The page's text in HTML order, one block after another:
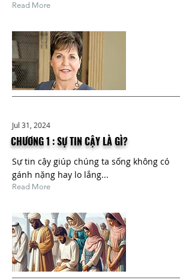
Read More
Jul 31, 2024
CHƯƠNG 1 : SỰ TIN CẬY LÀ GÌ?
Sự tin cậy giúp chúng ta sống không có
gánh nặng hay lo lắng...
Read More